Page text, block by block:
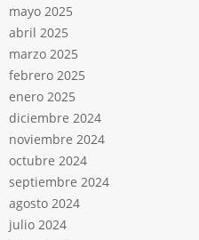
mayo 2025
abril 2025
marzo 2025
febrero 2025
enero 2025
diciembre 2024
noviembre 2024
octubre 2024
septiembre 2024
agosto 2024
julio 2024